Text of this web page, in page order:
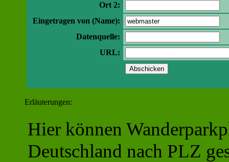
Ort 2:
Eingetragen von (Name):
Datenquelle:
URL:
Erläuterungen:
Hier können
Deutschland nach PLZ